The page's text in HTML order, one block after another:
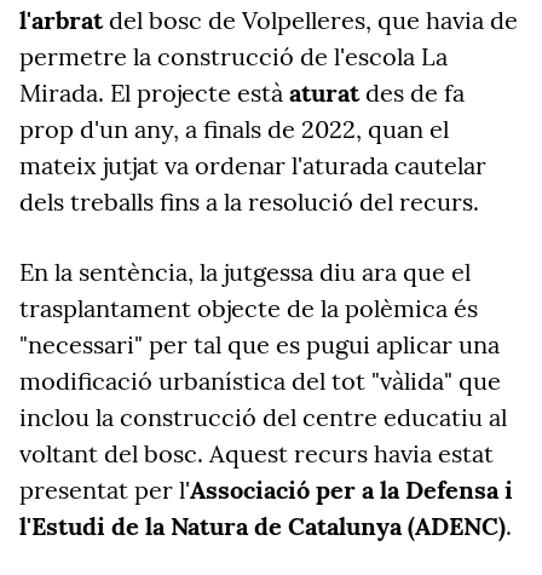
l'arbratdel bosc de Volpelleres, que havia de
permetre la construcció de l'escola La
Mirada. El projecte està aturatdes de fa
prop d'un any, a finals de 2022, quan el
mateix jutjat va ordenar l'aturada cautelar
dels treballs fins a la resolució del recurs.
En la sentència, la jutgessa diu ara que el
trasplantament objecte de la polèmica és
"necessari" per tal que es pugui aplicar una
modificació urbanística del tot "vàlida" que
inclou la construcció del centre educatiu al
voltant del bosc. Aquest recurs havia estat
presentat per l'Associació per a la Defensa i
l'Estudi de la Natura de Catalunya (ADENC).